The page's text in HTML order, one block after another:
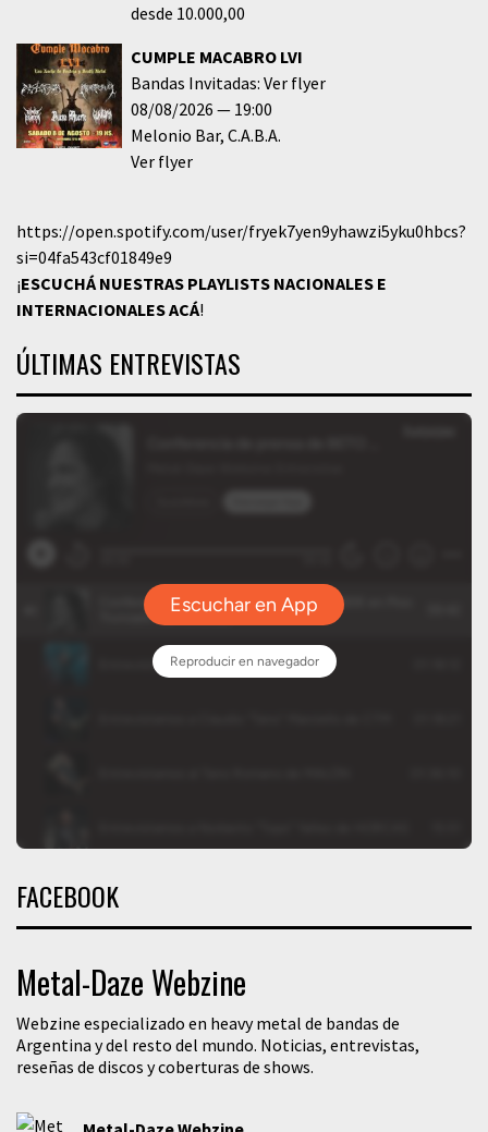
desde 10.000,00
CUMPLE MACABRO LVI
Bandas Invitadas: Ver flyer
08/08/2026
19:00
Melonio Bar C.A.B.A.
Ver flyer
https://open.spotify.com/user/fryek7yen9yhawzi5yku0hbcs?
si=04fa543cf01849e9
¡ESCUCHÁ NUESTRAS PLAYLISTS NACIONALES E
INTERNACIONALESACÁ!
ÚLTIMAS ENTREVISTAS
FACEBOOK
Metal-Daze Webzine
Webzine especializado en heavy metal de bandas de
Argentina y del resto del mundo. Noticias, entrevistas,
reseñas de discos y coberturas de shows.